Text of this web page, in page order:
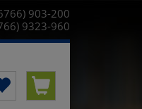
903-200
9323-960